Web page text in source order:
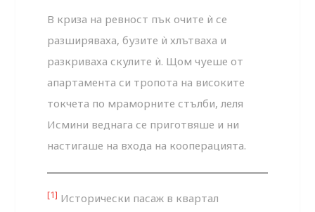
В криза на ревност пък очите ѝ се
разширяваха, бузите ѝ хлътваха и
разкриваха скулите ѝ. Щом чуеше от
апартамента си тропота на високите
токчета по мраморните стълби, леля
Исмини веднага се приготвяше и ни
настигаше на входа на кооперацията.
[1] Исторически пасаж в квартал